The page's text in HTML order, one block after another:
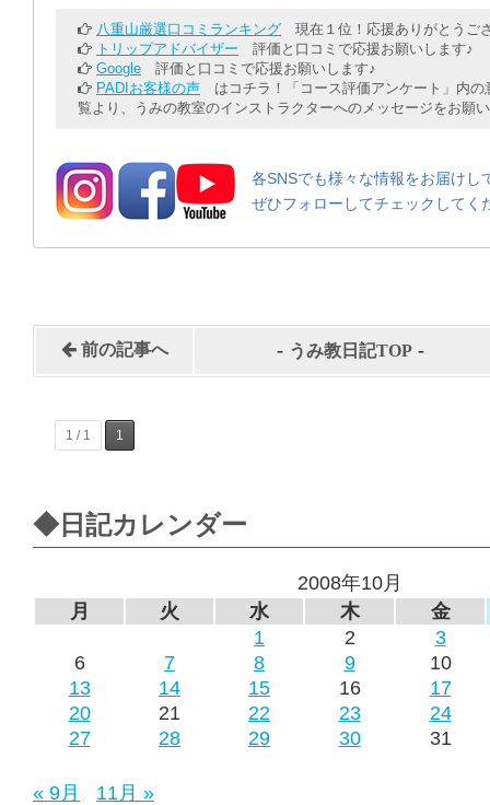
八重山厳選口コミランキング 現在１位！応援ありがとうご
トリップアドバイザー 評価と口コミで応援お願いします♪
Google 評価と口コミで応援お願いします♪
PADIお客様の声 はコチラ！「コース評価アンケート」内の
覧より、うみの教室のインストラクターへのメッセージをお願
各SNSでも様々な情報をお届けし
ぜひフォローしてチェックしてく
前の記事へ - うみ教日記TOP -
1 / 1 1
◆日記カレンダー
2008年10月
月
火 水 木
金
1
2
3
6
7 8 9
10
13
14 15 16
17
20
21 22 23
24
27
28 29 30 31
« 9月 11月 »